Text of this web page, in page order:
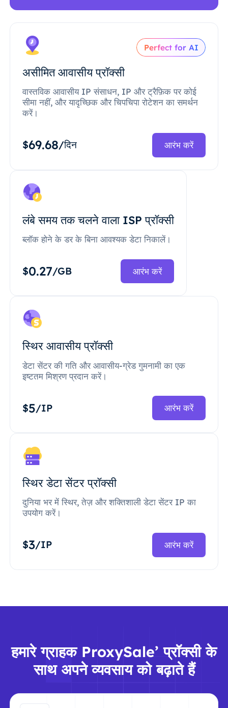
Perfect for AI
असीमित आवासीय प्रॉक्सी
वास्तविक आवासीय IP संसाधन, IP और ट्रैफ़िक पर कोई
सीमा नहीं, और यादृच्छिक और चिपचिपा रोटेशन का समर्थन
करें।
$69.68/दिन आरंभ करें
लंबे समय तक चलने वाला ISP प्रॉक्सी
ब्लॉक होने के डर के बिना आवश्यक डेटा निकालें।
$0.27/GB आरंभ करें
स्थिर आवासीय प्रॉक्सी
डेटा सेंटर की गति और आवासीय-ग्रेड गुमनामी का एक
इष्टतम मिश्रण प्रदान करें।
$5/IP आरंभ करें
स्थिर डेटा सेंटर प्रॉक्सी
दुनिया भर में स्थिर, तेज़ और शक्तिशाली डेटा सेंटर IP का
उपयोग करें।
$3/IP आरंभ करें
हमारे ग्राहक ProxySale’ प्रॉक्सी के
साथ अपने व्यवसाय को बढ़ाते हैं